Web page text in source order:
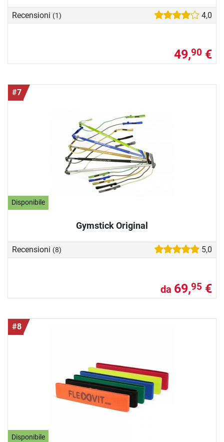
Recensioni (1) 4,0
49,90 €
#7
Disponibile
Gymstick Original
Recensioni (8) 5,0
da 69,95 €
#8
Disponibile